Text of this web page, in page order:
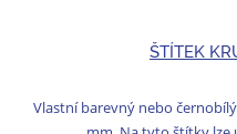
ŠTÍTEK
Vlastní barevný nebo